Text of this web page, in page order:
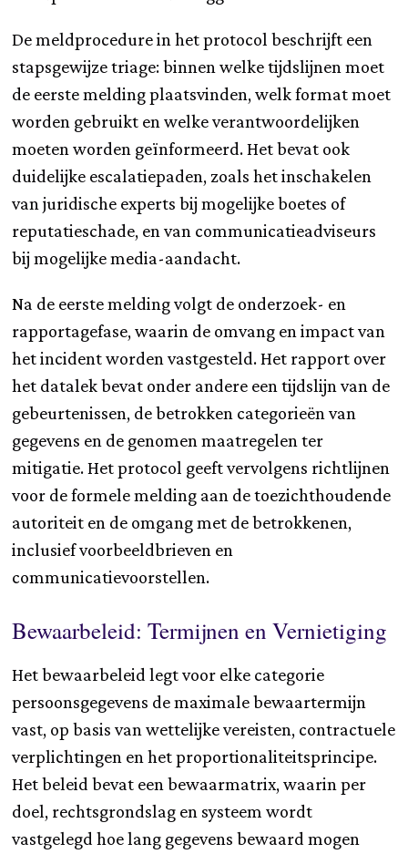
De meldprocedure in het protocol beschrijft een
stapsgewijze triage: binnen welke tijdslijnen moet
de eerste melding plaatsvinden, welk format moet
worden gebruikt en welke verantwoordelijken
moeten worden geïnformeerd. Het bevat ook
duidelijke escalatiepaden, zoals het inschakelen
van juridische experts bij mogelijke boetes of
reputatieschade, en van communicatieadviseurs
bij mogelijke media-aandacht.
Na de eerste melding volgt de onderzoek- en
rapportagefase, waarin de omvang en impact van
het incident worden vastgesteld. Het rapport over
het datalek bevat onder andere een tijdslijn van de
gebeurtenissen, de betrokken categorieën van
gegevens en de genomen maatregelen ter
mitigatie. Het protocol geeft vervolgens richtlijnen
voor de formele melding aan de toezichthoudende
autoriteit en de omgang met de betrokkenen,
inclusief voorbeeldbrieven en
communicatievoorstellen.
Bewaarbeleid: Termijnen en Vernietiging
Het bewaarbeleid legt voor elke categorie
persoonsgegevens de maximale bewaartermijn
vast, op basis van wettelijke vereisten, contractuele
verplichtingen en het proportionaliteitsprincipe.
Het beleid bevat een bewaarmatrix, waarin per
doel, rechtsgrondslag en systeem wordt
vastgelegd hoe lang gegevens bewaard mogen